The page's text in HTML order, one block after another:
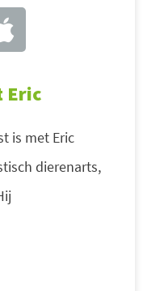
Eric
is met Eric
dierenarts,